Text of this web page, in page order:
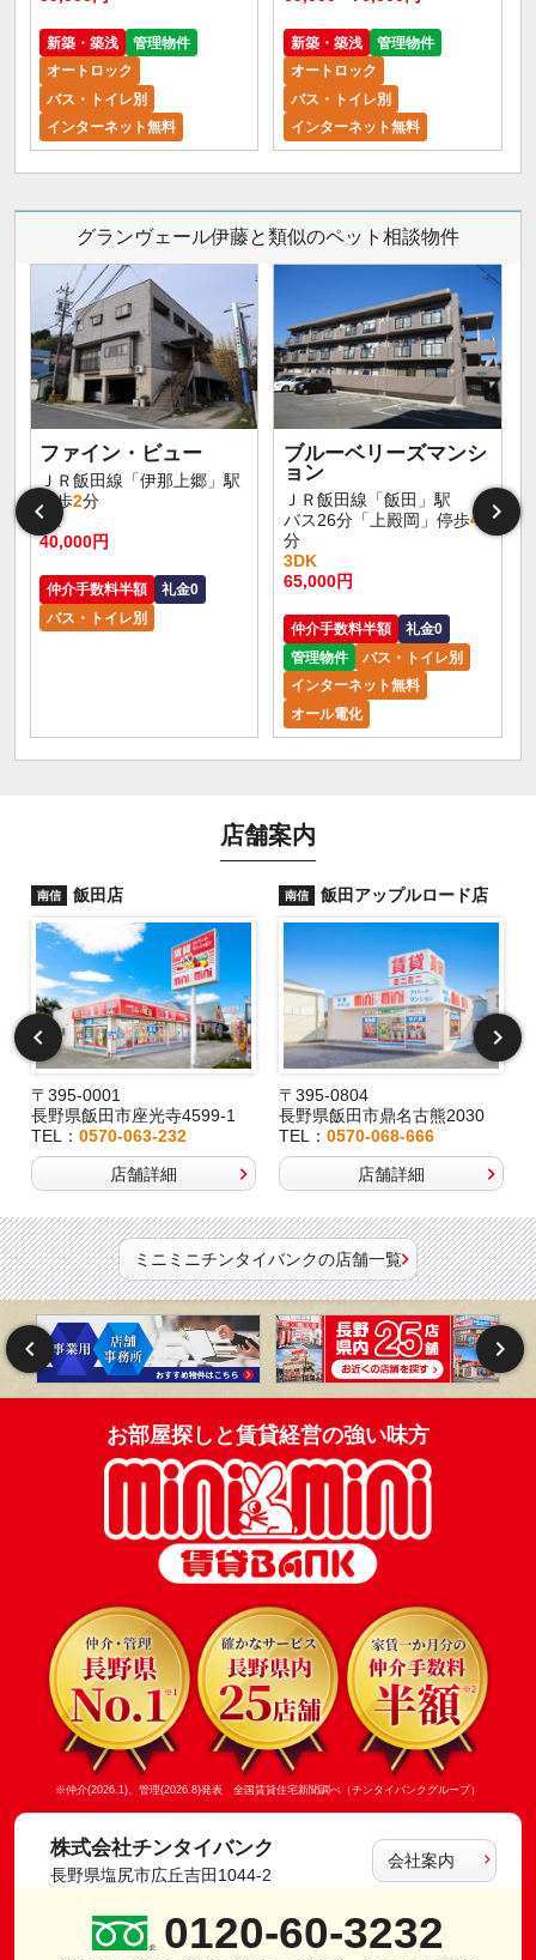
新築・築浅
管理物件
オートロック
バス・トイレ別
インターネット無料
新築・築浅
管理物件
オートロック
バス・トイレ別
インターネット無料
グランヴェール伊藤と類似のペット相談物件
ファイン・ビュー
ＪＲ飯田線「伊那上郷」駅
徒歩2分
1K
40,000円
仲介手数料半額
礼金0
バス・トイレ別
ブルーベリーズマンシ
ョン
ＪＲ飯田線「飯田」駅
バス26分「上殿岡」停歩4
分
3DK
65,000円
仲介手数料半額
礼金0
管理物件
バス・トイレ別
インターネット無料
オール電化
店舗案内
南信 飯田店
〒395-0001
長野県飯田市座光寺4599-1
TEL： 0570-063-232
店舗詳細
南信 飯田アップルロード店
〒395-0804
長野県飯田市鼎名古熊2030
TEL：0570-068-666
店舗詳細
ミニミニチンタイバンクの店舗一覧
お部屋探しと賃貸経営の強い味方
※仲介(2026.1)、管理(2026.8)発表 全国賃貸住宅新聞調べ（チンタイバンクグループ）
株式会社チンタイバンク
長野県塩尻市広丘吉田1044-2
会社案内
0120-60-3232